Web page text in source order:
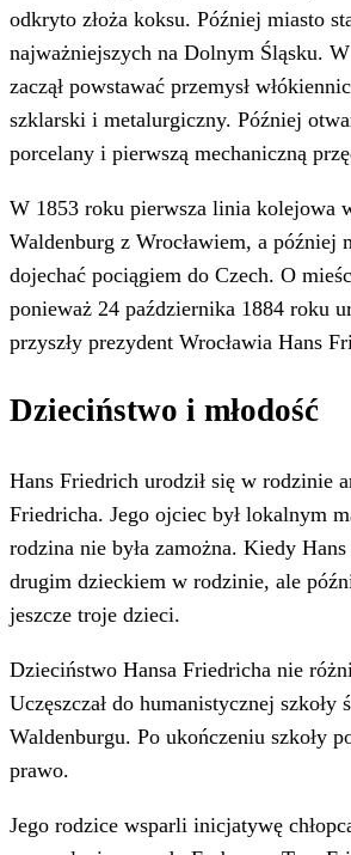
odkryto złoża koksu. Później miasto
najważniejszych na Dolnym Śląsku.
zaczął powstawać przemysł
szklarski i metalurgiczny. Później
porcelany i pierwszą mechaniczną
W 1853 roku pierwsza linia kolejowa
Waldenburg z Wrocławiem, a później
dojechać pociągiem do Czech. O
ponieważ 24 października 1884 roku
przyszły prezydent Wrocławia Hans
Dzieciństwo i młodość
Hans Friedrich urodził się w rodzinie
Friedricha. Jego ojciec był lokalnym
rodzina nie była zamożna. Kiedy Hans
drugim dzieckiem w rodzinie, ale
jeszcze troje dzieci.
Dzieciństwo Hansa Friedricha nie
Uczęszczał do humanistycznej szkoły
Waldenburgu. Po ukończeniu szkoły
prawo.
Jego rodzice wsparli inicjatywę